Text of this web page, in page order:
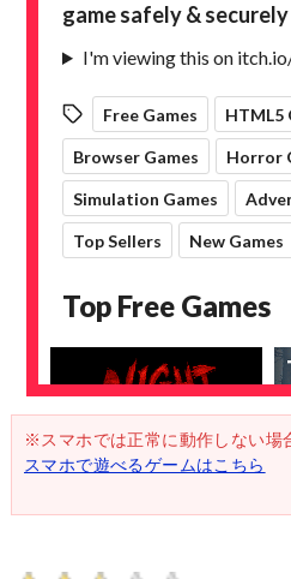
※スマホでは正常に動作しない場
スマホで遊べるゲームはこちら